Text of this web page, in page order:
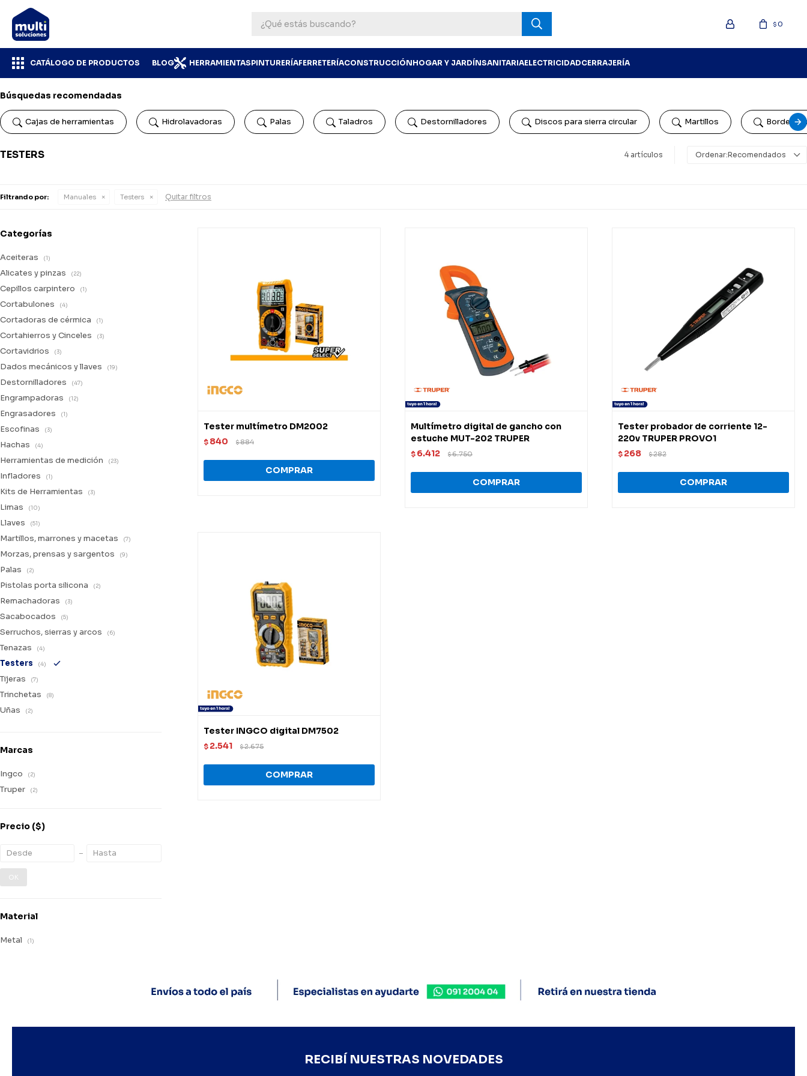
CATÁLOGO DE PRODUCTOS BLOG HERRAMIENTASPINTURERÍAFERRETERÍACONSTRUCCIÓNHOGAR Y JARDÍNSANITARIAELECTRICIDADCERRAJERÍA
$0
Búsquedas recomendadas
Cajas de herramientas Hidrolavadoras Palas Taladros Destornilladores Discos para sierra circular Martillos
TESTERS 4 artículos Recomendados
Filtrando por: Manuales Testers Quitar filtros
Tester multímetro DM2002
$ 840 $884
Multímetro digital de gancho con
estuche MUT-202 TRUPER
$ 6.412 $6.750
Tester probador de corriente 12-
220v TRUPER PROVO1
$ 268 $282
Tester INGCO digital DM7502
$ 2.541 $2.675
Categorías
Aceiteras (1)
Alicates y pinzas (22)
Cepillos carpintero (1)
Cortabulones (4)
Cortadoras de cérmica (1)
Cortahierros y Cinceles (3)
Cortavidrios (3)
Dados mecánicos y llaves (19)
Destornilladores (47)
Engrampadoras (12)
Engrasadores (1)
Escofinas (3)
Hachas (4)
Herramientas de medición (23)
Infladores (1)
Kits de Herramientas (3)
Limas (10)
Llaves (51)
Martillos, marrones y macetas (7)
Morzas, prensas y sargentos (9)
Palas (2)
Pistolas porta silicona (2)
Remachadoras (3)
Sacabocados (5)
Serruchos, sierras y arcos (6)
Tenazas (4)
Testers (4)
Tijeras (7)
Trinchetas (8)
Uñas (2)
Marcas
Ingco (2)
Truper (2)
Precio ($)
OK
Material
Metal (1)
RECIBÍ NUESTRAS NOVEDADES